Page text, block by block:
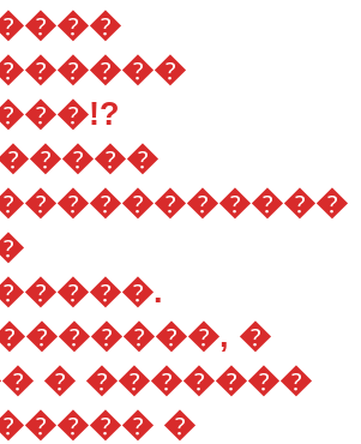
�
� �������
�